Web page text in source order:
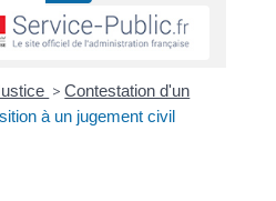
> Contestation d'un
à un jugement civil